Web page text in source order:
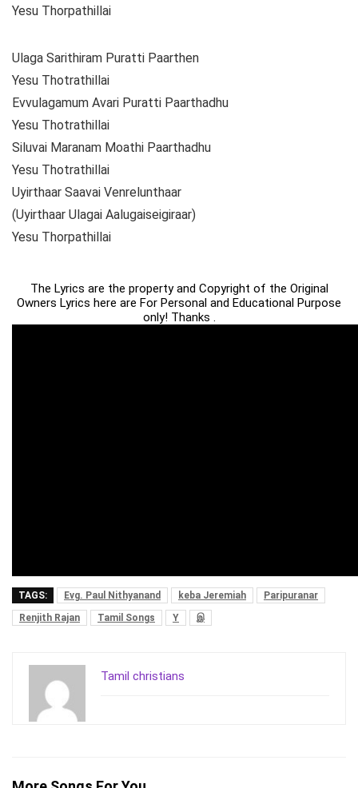
Yesu Thorpathillai
Ulaga Sarithiram Puratti Paarthen
Yesu Thotrathillai
Evvulagamum Avari Puratti Paarthadhu
Yesu Thotrathillai
Siluvai Maranam Moathi Paarthadhu
Yesu Thotrathillai
Uyirthaar Saavai Venrelunthaar
(Uyirthaar Ulagai Aalugaiseigiraar)
Yesu Thorpathillai
The Lyrics are the property and Copyright of the Original
Owners Lyrics here are For Personal and Educational Purpose
only! Thanks .
TAGS: Evg. Paul Nithyanand keba Jeremiah
Paripuranar
Renjith Rajan
Tamil Songs Y இ
Tamil christians